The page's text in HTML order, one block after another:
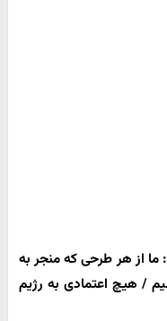
ما از هر طرحی که منجر به
/ هیچ اعتمادی به رژیم